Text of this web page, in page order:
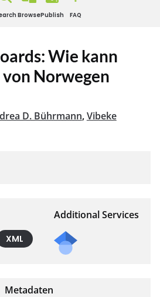
BrowsePublish FAQ
Wie kann
Norwegen
D. Bührmann,Vibeke
XML
Additional Services
Metadaten